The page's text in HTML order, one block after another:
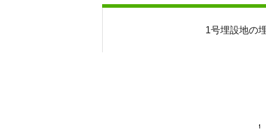
1号埋設地の